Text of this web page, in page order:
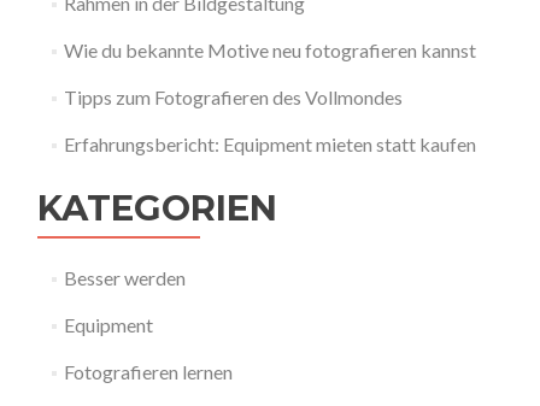
Wie du bekannte Motive neu fotografieren kannst
Tipps zum Fotografieren des Vollmondes
Erfahrungsbericht: Equipment mieten statt kaufen
KATEGORIEN
Besser werden
Equipment
Fotografieren lernen